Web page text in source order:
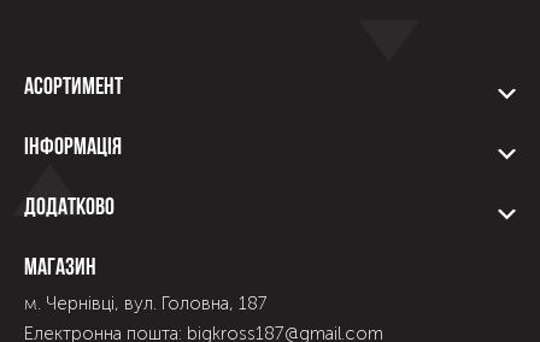
Асортимент
Інформація
Додатково
Магазин
м. Чернівці, вул. Головна, 187
Електронна пошта: bigkross187@gmail.com